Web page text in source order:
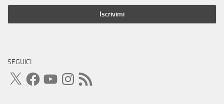
SEGUICI
X FacebookYouTubeInstagram
Feed
RSS